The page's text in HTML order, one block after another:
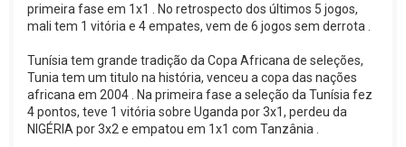
primeira fase em 1x1 . No retrospecto dos últimos 5 jogos,
mali tem 1 vitória e 4 empates, vem de 6 jogos sem derrota .
Tunísia tem grande tradição da Copa Africana de seleções,
Tunia tem um titulo na história, venceu a copa das nações
africana em 2004 . Na primeira fase a seleção da Tunísia fez
4 pontos, teve 1 vitória sobre Uganda por 3x1, perdeu da
NIGÉRIA por 3x2 e empatou em 1x1 com Tanzânia .